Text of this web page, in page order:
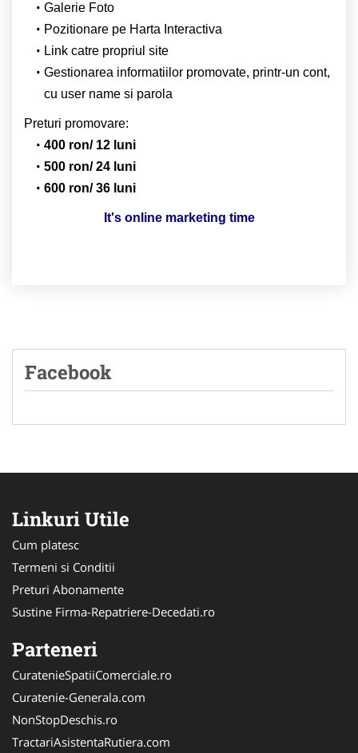
Galerie Foto
Pozitionare pe Harta Interactiva
Link catre propriul site
Gestionarea informatiilor promovate, printr-un cont,
cu user name si parola
Preturi promovare:
400 ron/ 12 luni
500 ron/ 24 luni
600 ron/ 36 luni
It's online marketing time
Facebook
Linkuri Utile
Cum platesc
Termeni si Conditii
Preturi Abonamente
Sustine Firma-Repatriere-Decedati.ro
Parteneri
CuratenieSpatiiComerciale.ro
Curatenie-Generala.com
NonStopDeschis.ro
TractariAsistentaRutiera.com